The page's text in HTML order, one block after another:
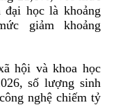
học là khoảng
giảm khoảng
hội và khoa học
số lượng sinh
nghệ chiếm tỷ